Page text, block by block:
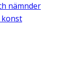
nämnder
konst